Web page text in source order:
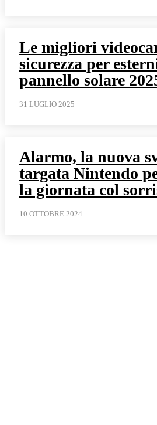
Le migliori
sicurezza per
pannello solare
31 LUGLIO 2025
Alarmo, la nuova
targata Nintendo
la giornata col
10 OTTOBRE 2024